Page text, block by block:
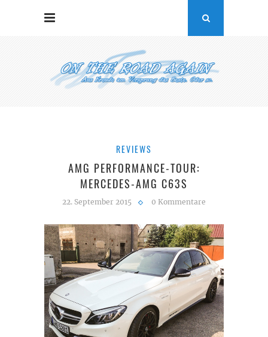
REVIEWS
AMG PERFORMANCE-TOUR:
MERCEDES-AMG C63S
22. September 2015 0 Kommentare